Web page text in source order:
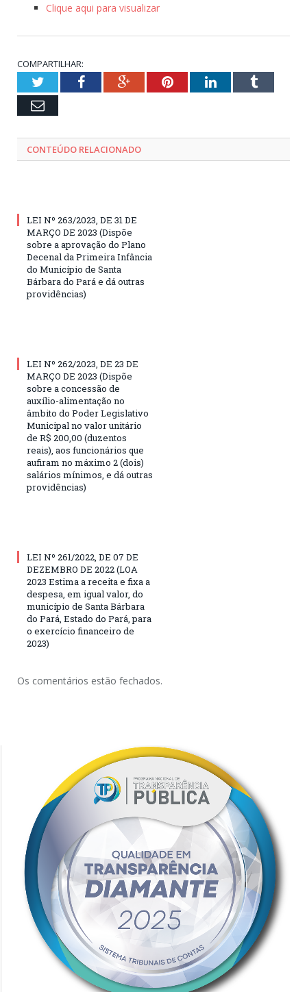
Clique aqui para visualizar
COMPARTILHAR:
TwitterFacebookGoogle+PinterestLinkedInTumblr
Email
CONTEÚDO RELACIONADO
LEI Nº 263/2023, DE 31 DE
MARÇO DE 2023 (Dispõe
sobre a aprovação do Plano
Decenal da Primeira Infância
do Município de Santa
Bárbara do Pará e dá outras
providências)
LEI Nº 262/2023, DE 23 DE
MARÇO DE 2023 (Dispõe
sobre a concessão de
auxílio-alimentação no
âmbito do Poder Legislativo
Municipal no valor unitário
de R$ 200,00 (duzentos
reais), aos funcionários que
aufiram no máximo 2 (dois)
salários mínimos, e dá outras
providências)
LEI Nº 261/2022, DE 07 DE
DEZEMBRO DE 2022 (LOA
2023 Estima a receita e fixa a
despesa, em igual valor, do
município de Santa Bárbara
do Pará, Estado do Pará, para
o exercício financeiro de
2023)
Os comentários estão fechados.